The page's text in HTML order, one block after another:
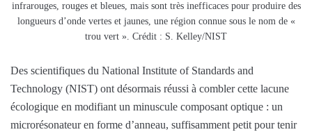
infrarouges, rouges et bleues, mais sont très inefficaces pour produire des
longueurs d’onde vertes et jaunes, une région connue sous le nom de «
trou vert ». Crédit : S. Kelley/NIST
Des scientifiques du National Institute of Standards and
Technology (NIST) ont désormais réussi à combler cette lacune
écologique en modifiant un minuscule composant optique : un
microrésonateur en forme d’anneau, suffisamment petit pour tenir